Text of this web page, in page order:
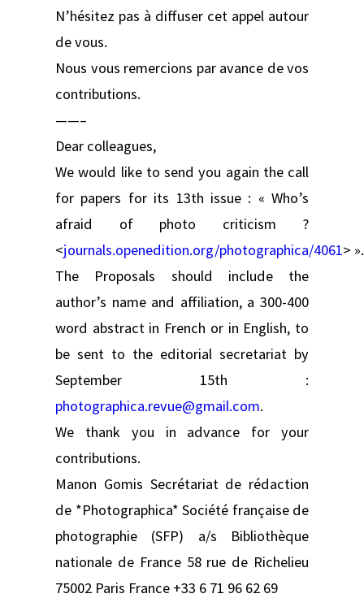
N’hésitez pas à diffuser cet appel autour
de vous.
Nous vous remercions par avance de vos
contributions.
——–
Dear colleagues,
We would like to send you again the call
for papers for its 13th issue : « Who’s
afraid of photo criticism ?
<journals.openedition.org/photographica/4061> ».
The Proposals should include the
author’s name and affiliation, a 300-400
word abstract in French or in English, to
be sent to the editorial secretariat by
September 15th :
photographica.revue@gmail.com.
We thank you in advance for your
contributions.
Manon Gomis Secrétariat de rédaction
de *Photographica* Société française de
photographie (SFP) a/s Bibliothèque
nationale de France 58 rue de Richelieu
75002 Paris France +33 6 71 96 62 69